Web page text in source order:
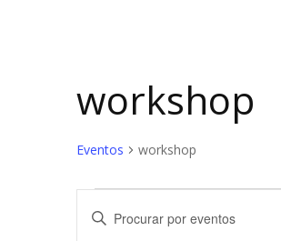
workshop
Eventos workshop
Navegação
Digite